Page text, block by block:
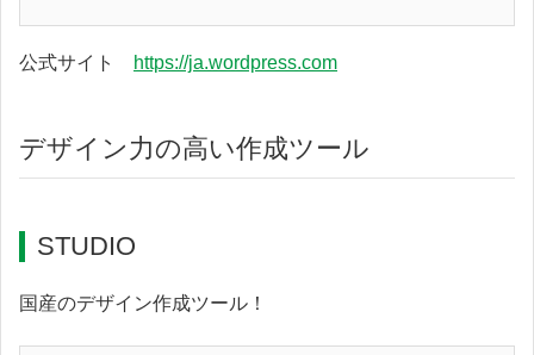
公式サイト https://ja.wordpress.com
デザイン力の高い作成ツール
STUDIO
国産のデザイン作成ツール！